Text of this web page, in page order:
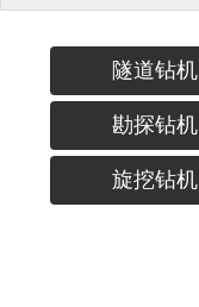
隧道钻机
勘探钻机
旋挖钻机